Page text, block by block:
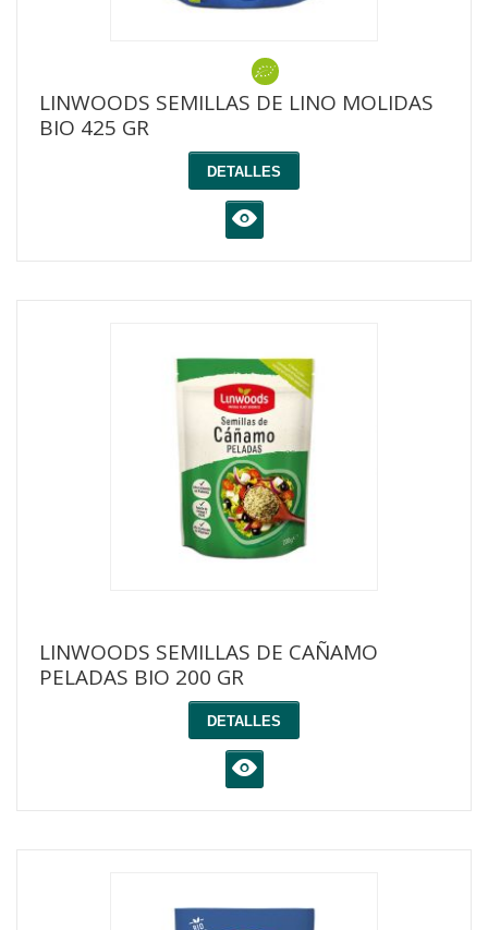
LINWOODS SEMILLAS DE LINO MOLIDAS
BIO 425 GR
DETALLES
K
LINWOODS SEMILLAS DE CAÑAMO
PELADAS BIO 200 GR
DETALLES
K